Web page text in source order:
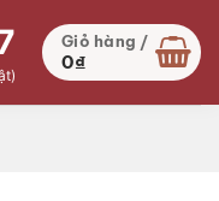
Giỏ hàng /
0₫